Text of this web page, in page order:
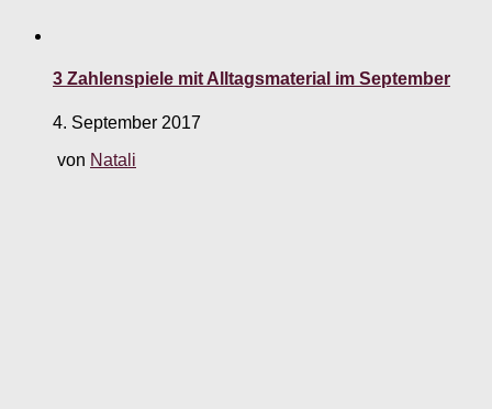
3 Zahlenspiele mit Alltagsmaterial im September
4. September 2017
von Natali